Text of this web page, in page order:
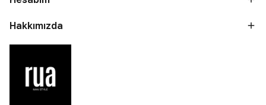
Hakkımızda